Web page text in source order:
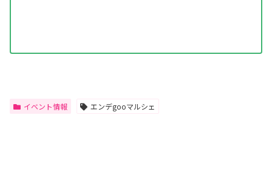
イベント情報 エンデgooマルシェ